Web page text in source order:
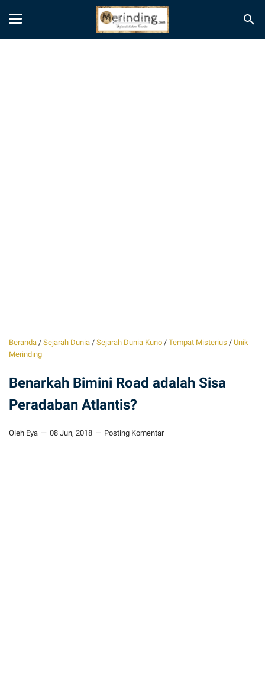
Beranda / Sejarah Dunia / Sejarah Dunia Kuno / Tempat Misterius / Unik
Merinding
Benarkah Bimini Road adalah Sisa
Peradaban Atlantis?
Oleh Eya 08 Jun, 2018 Posting Komentar